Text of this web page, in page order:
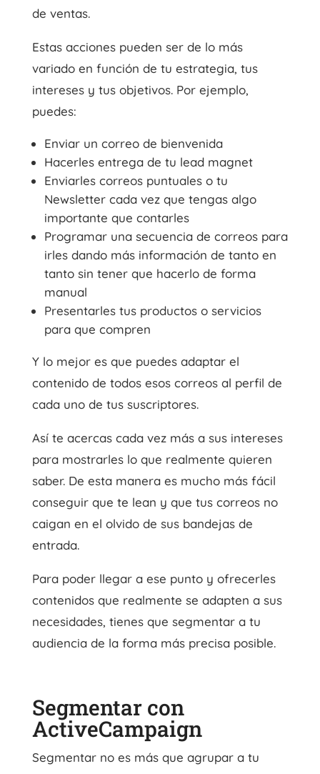
de ventas.
Estas acciones pueden ser de lo más
variado en función de tu estrategia, tus
intereses y tus objetivos. Por ejemplo,
puedes:
Enviar un correo de bienvenida
Hacerles entrega de tu lead magnet
Enviarles correos puntuales o tu
Newsletter cada vez que tengas algo
importante que contarles
Programar una secuencia de correos para
irles dando más información de tanto en
tanto sin tener que hacerlo de forma
manual
Presentarles tus productos o servicios
para que compren
Y lo mejor es que puedes adaptar el
contenido de todos esos correos al perfil de
cada uno de tus suscriptores.
Así te acercas cada vez más a sus intereses
para mostrarles lo que realmente quieren
saber. De esta manera es mucho más fácil
conseguir que te lean y que tus correos no
caigan en el olvido de sus bandejas de
entrada.
Para poder llegar a ese punto y ofrecerles
contenidos que realmente se adapten a sus
necesidades, tienes que segmentar a tu
audiencia de la forma más precisa posible.
Segmentar con
ActiveCampaign
Segmentar no es más que agrupar a tu